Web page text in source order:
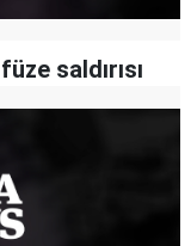
saldırısı